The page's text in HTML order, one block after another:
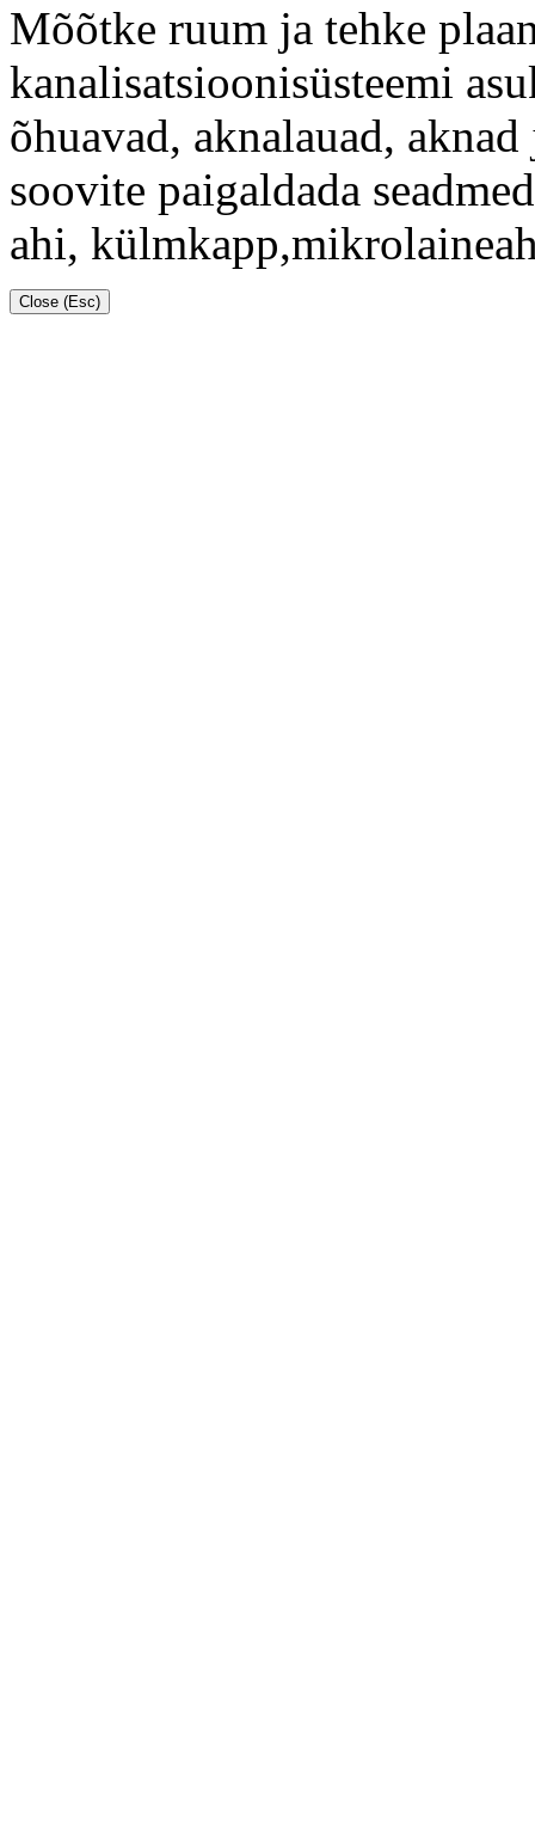
Mõõtke ruum ja tehke
kanalisatsioonisüsteemi
õhuavad, aknalauad,
soovite paigaldada
ahi,
Close (Esc)